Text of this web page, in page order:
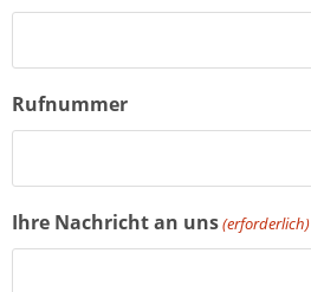
Rufnummer
Ihre Nachricht an uns(erforderlich)